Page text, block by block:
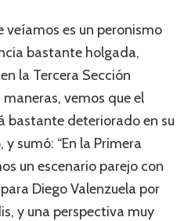
veíamos es un peronismo
bastante holgada,
la Tercera Sección
vemos que el
bastante deteriorado en su
y sumó: “En la Primera
un escenario parejo con
Diego Valenzuela por
y una perspectiva muy